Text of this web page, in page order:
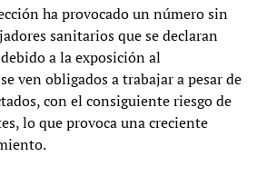
ha provocado un número sin
sanitarios que se declaran
a la exposición al
ven obligados a trabajar a pesar de
con el consiguiente riesgo de
lo que provoca una creciente